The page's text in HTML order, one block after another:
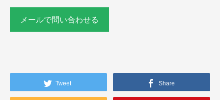
メールで問い合わせる
Tweet Share